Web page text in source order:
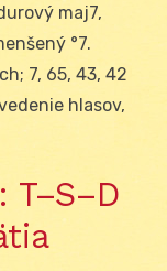
maj7,
°7.
7, 65, 43, 42
hlasov,
T–S–D